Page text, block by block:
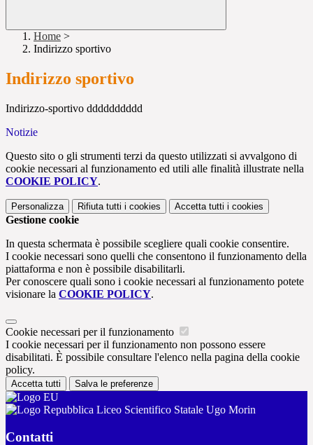
Home >
Indirizzo sportivo
Indirizzo sportivo
Indirizzo-sportivo dddddddddd
Notizie
Questo sito o gli strumenti terzi da questo utilizzati si avvalgono di
cookie necessari al funzionamento ed utili alle finalità illustrate nella
COOKIE POLICY.
Personalizza Rifiuta tutti i cookies Accetta tutti i cookies
Gestione cookie
In questa schermata è possibile scegliere quali cookie consentire.
I cookie necessari sono quelli che consentono il funzionamento della
piattaforma e non è possibile disabilitarli.
Per conoscere quali sono i cookie necessari al funzionamento potete
visionare la COOKIE POLICY.
Cookie necessari per il funzionamento
I cookie necessari per il funzionamento non possono essere
disabilitati. È possibile consultare l'elenco nella pagina della cookie
policy.
Accetta tutti Salva le preferenze
Liceo Scientifico Statale Ugo Morin
Contatti